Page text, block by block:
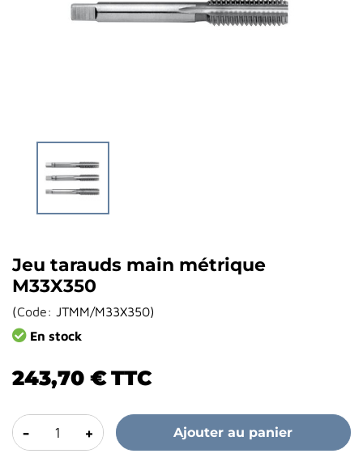
Jeu tarauds main métrique
M33X350
(Code: JTMM/M33X350)
En stock
243,70 €TTC
- + Ajouter au panier